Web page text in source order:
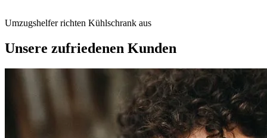
Umzugshelfer richten Kühlschrank aus
Unsere zufriedenen Kunden